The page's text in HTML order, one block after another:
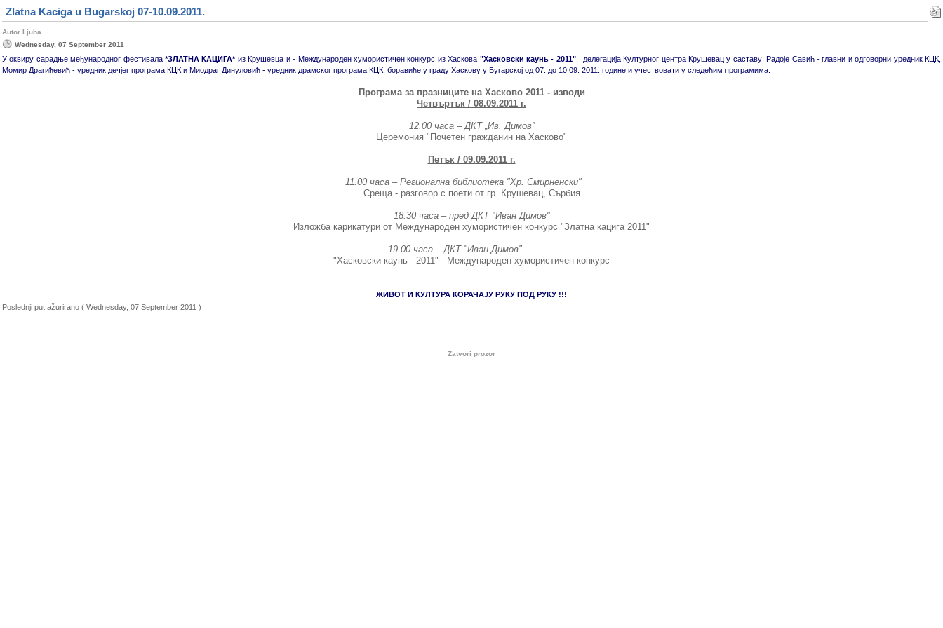
Zlatna Kaciga u Bugarskoj 07-10.09.2011.
Autor Ljuba
Wednesday, 07 September 2011
У оквиру сарадње међународног фестивала*ЗЛАТНА КАЦИГА* из Крушевца и - Международен хумористичен конкурс из Хаскова "Хасковски каунь - 2011", делегација Културног центра Крушевац у саставу: Радоје Савић - главни и одговорни уредник КЦК,
Момир Драгићевић - уредник дечјег програма КЦК и Миодраг Динуловић - уредник драмског програма КЦК, боравиће у граду Хаскову у Бугарској од 07. до 10.09. 2011. године и учествовати у следећим програмима:
Програма за празниците на Хасково 2011 - изводи
Четвъртък / 08.09.2011 г.
12.00 часа – ДКТ „Ив. Димов”
Церемония "Почетен гражданин на Хасково"
Петък / 09.09.2011 г.
11.00 часа – Регионална библиотека "Хр. Смирненски"
Среща - разговор с поети от гр. Крушевац, Сърбия
18.30 часа – пред ДКТ "Иван Димов"
Изложба карикатури от Международен хумористичен конкурс "Златна кацига 2011"
19.00 часа – ДКТ "Иван Димов"
"Хасковски каунь - 2011" - Международен хумористичен конкурс
ЖИВОТ И КУЛТУРА КОРАЧАЈУ РУКУ ПОД РУКУ !!!
Poslednji put ažurirano ( Wednesday, 07 September 2011 )
Zatvori prozor